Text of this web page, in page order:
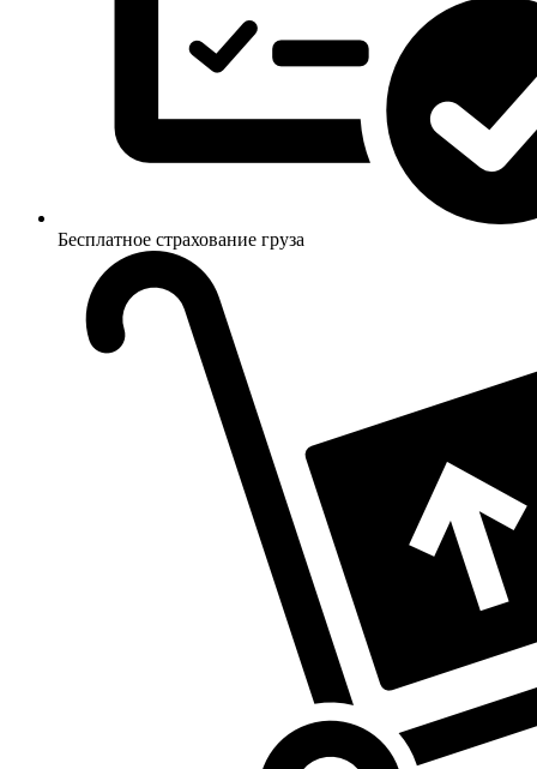
Бесплатное страхование груза